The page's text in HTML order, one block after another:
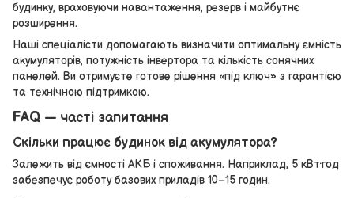
будинку, враховуючи навантаження, резерв і майбутнє
розширення.
Наші спеціалісти допомагають визначити оптимальну ємність
акумуляторів, потужність інвертора та кількість сонячних
панелей. Ви отримуєте готове рішення «під ключ» з гарантією
та технічною підтримкою.
FAQ — часті запитання
Скільки працює будинок від акумулятора?
Залежить від ємності АКБ і споживання. Наприклад, 5 кВт·год
забезпечує роботу базових приладів 10–15 годин.